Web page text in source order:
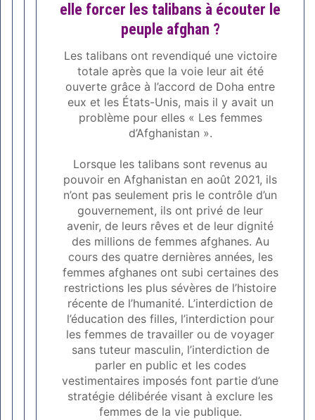
elle forcer les talibans à écouter le
peuple afghan ?
Les talibans ont revendiqué une victoire
totale après que la voie leur ait été
ouverte grâce à l’accord de Doha entre
eux et les États-Unis, mais il y avait un
problème pour elles « Les femmes
d’Afghanistan ».
Lorsque les talibans sont revenus au
pouvoir en Afghanistan en août 2021, ils
n’ont pas seulement pris le contrôle d’un
gouvernement, ils ont privé de leur
avenir, de leurs rêves et de leur dignité
des millions de femmes afghanes. Au
cours des quatre dernières années, les
femmes afghanes ont subi certaines des
restrictions les plus sévères de l’histoire
récente de l’humanité. L’interdiction de
l’éducation des filles, l’interdiction pour
les femmes de travailler ou de voyager
sans tuteur masculin, l’interdiction de
parler en public et les codes
vestimentaires imposés font partie d’une
stratégie délibérée visant à exclure les
femmes de la vie publique.